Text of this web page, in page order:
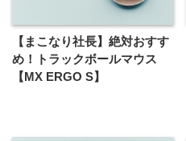
【まこなり社長】絶対おすす
め！トラックボールマウス
【MX ERGO S】